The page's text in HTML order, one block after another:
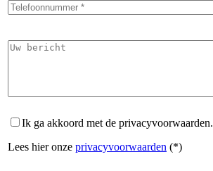
Ik ga akkoord met de privacyvoorwaarden.
Lees hier onze privacyvoorwaarden (*)